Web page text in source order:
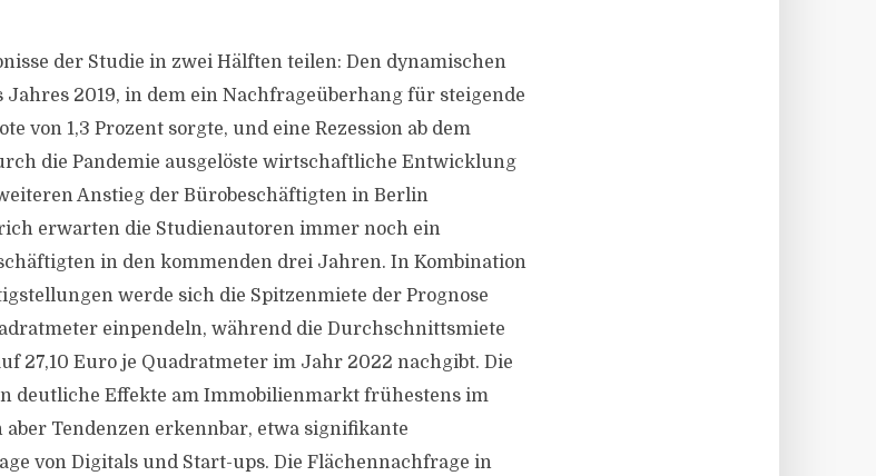
der Studie in zwei Hälften teilen: Den dynamischen
2019, in dem ein Nachfrageüberhang für steigende
von 1,3 Prozent sorgte, und eine Rezession ab dem
die Pandemie ausgelöste wirtschaftliche Entwicklung
Anstieg der Bürobeschäftigten in Berlin
erwarten die Studienautoren immer noch ein
in den kommenden drei Jahren. In Kombination
werde sich die Spitzenmiete der Prognose
einpendeln, während die Durchschnittsmiete
27,10 Euro je Quadratmeter im Jahr 2022 nachgibt. Die
deutliche Effekte am Immobilienmarkt frühestens im
Tendenzen erkennbar, etwa signifikante
von Digitals und Start-ups. Die Flächennachfrage in